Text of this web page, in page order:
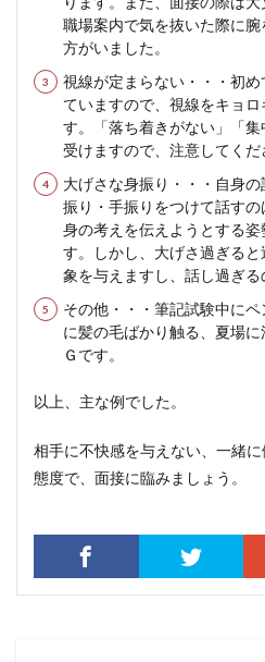
職場案内で気を抜いた際に
方がいました。
視線が定まらない・・・初
ていますので、視線をキョ
す。「落ち着きがない」「
受けますので、注意してくだ
大げさな身振り・・・自身
振り・手振りをつけて話す
身の考えを伝えようとする
す。しかし、大げさ過ぎる
象を与えますし、話し過ぎる
その他・・・筆記試験中に
に髪の毛ばかり触る、夏場
Ｇです。
以上、主な例でした。
相手に不快感を与えない、一緒
態度で、面接に臨みましょう。